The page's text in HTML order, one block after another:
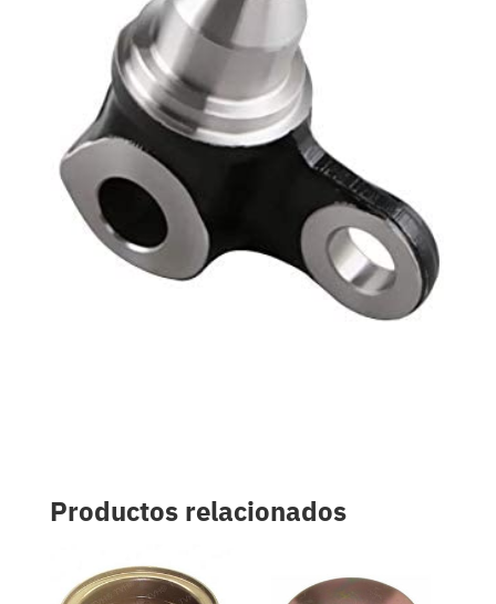
Productos relacionados